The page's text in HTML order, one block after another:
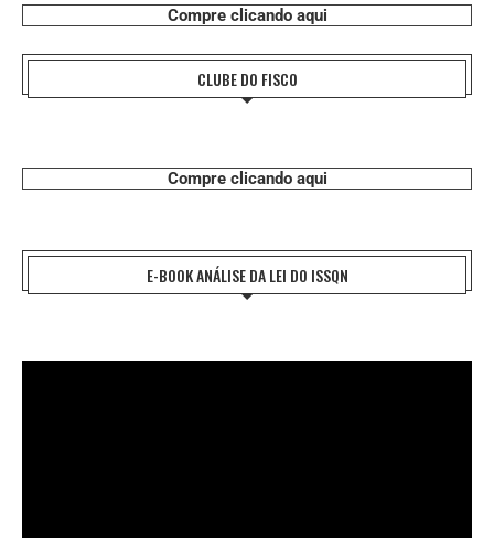
Compre clicando aqui
CLUBE DO FISCO
Compre clicando aqui
E-BOOK ANÁLISE DA LEI DO ISSQN